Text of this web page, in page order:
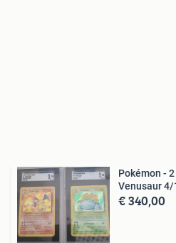
Pokémon -
Venusaur
€ 340,00